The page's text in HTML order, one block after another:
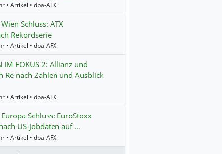
• Artikel • dpa-AFX
Schluss: ATX
Rekordserie
• Artikel • dpa-AFX
IM FOKUS 2: Allianz und
Re nach Zahlen und Ausblick
• Artikel • dpa-AFX
Schluss: EuroStoxx
US-Jobdaten auf …
• Artikel • dpa-AFX